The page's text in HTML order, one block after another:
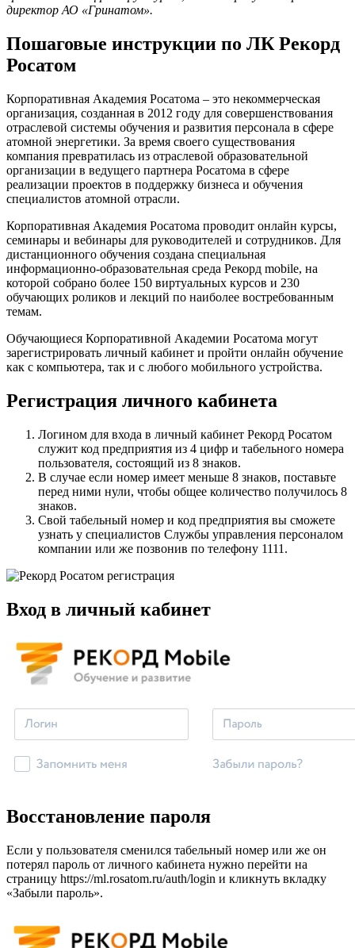
директор АО «Гринатом».
Пошаговые инструкции по ЛК Рекорд
Росатом
Корпоративная Академия Росатома – это некоммерческая
организация, созданная в 2012 году для совершенствования
отраслевой системы обучения и развития персонала в сфере
атомной энергетики. За время своего существования
компания превратилась из отраслевой образовательной
организации в ведущего партнера Росатома в сфере
реализации проектов в поддержку бизнеса и обучения
специалистов атомной отрасли.
Корпоративная Академия Росатома проводит онлайн курсы,
семинары и вебинары для руководителей и сотрудников. Для
дистанционного обучения создана специальная
информационно-образовательная среда Рекорд mobile, на
которой собрано более 150 виртуальных курсов и 230
обучающих роликов и лекций по наиболее востребованным
темам.
Обучающиеся Корпоративной Академии Росатома могут
зарегистрировать личный кабинет и пройти онлайн обучение
как с компьютера, так и с любого мобильного устройства.
Регистрация личного кабинета
Логином для входа в личный кабинет Рекорд Росатом
служит код предприятия из 4 цифр и табельного номера
пользователя, состоящий из 8 знаков.
В случае если номер имеет меньше 8 знаков, поставьте
перед ними нули, чтобы общее количество получилось 8
знаков.
Свой табельный номер и код предприятия вы сможете
узнать у специалистов Службы управления персоналом
компании или же позвонив по телефону 1111.
Вход в личный кабинет
Восстановление пароля
Если у пользователя сменился табельный номер или же он
потерял пароль от личного кабинета нужно перейти на
страницу https://ml.rosatom.ru/auth/login и кликнуть вкладку
«Забыли пароль».